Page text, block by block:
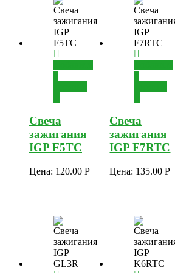
Свеча
зажигания
IGP F5TC
Цена: 120.00 Р
Свеча
зажигания
IGP F7RTC
Цена: 135.00Р